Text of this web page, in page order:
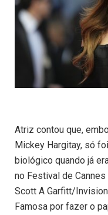
Atriz contou que,
Mickey Hargitay, só
biológico quando já
no Festival de Cannes
Scott A Garfitt/
Famosa por fazer o